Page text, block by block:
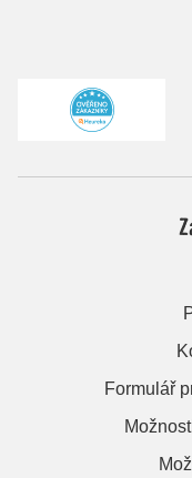
Formulář